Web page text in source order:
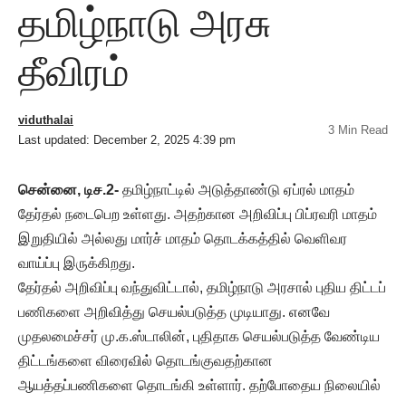
தமிழ்நாடு அரசு
தீவிரம்
Last updated: December 2, 2025 4:39 pm
viduthalai
3 Min Read
சென்னை, டிச.2- தமிழ்நாட்டில் அடுத்தாண்டு ஏப்ரல் மாதம்
தேர்தல் நடைபெற உள்ளது. அதற்கான அறிவிப்பு பிப்ரவரி மாதம்
இறுதியில் அல்லது மார்ச் மாதம் தொடக்கத்தில் வெளிவர
வாய்ப்பு இருக்கிறது.
தேர்தல் அறிவிப்பு வந்துவிட்டால், தமிழ்நாடு அரசால் புதிய திட்டப்
பணிகளை அறிவித்து செயல்படுத்த முடியாது. எனவே
முதலமைச்சர் மு.க.ஸ்டாலின், புதிதாக செயல்படுத்த வேண்டிய
திட்டங்களை விரைவில் தொடங்குவதற்கான
ஆயத்தப்பணிகளை தொடங்கி உள்ளார். தற்போதைய நிலையில்